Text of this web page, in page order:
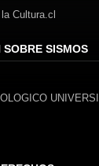
Cultura.cl
SISMOS